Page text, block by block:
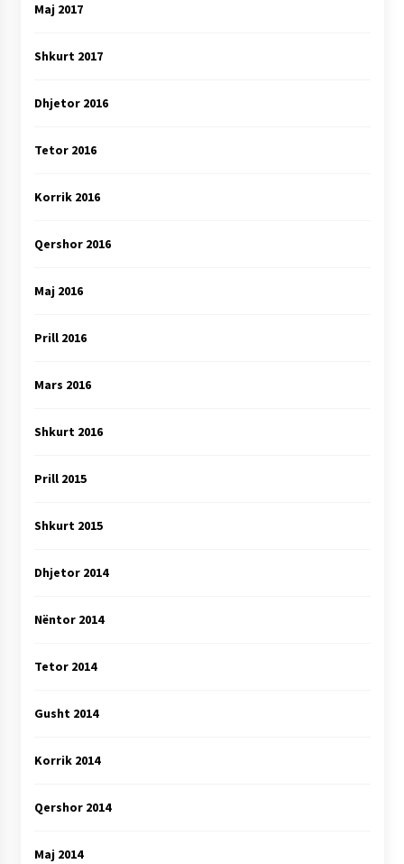
Maj 2017
Shkurt 2017
Dhjetor 2016
Tetor 2016
Korrik 2016
Qershor 2016
Maj 2016
Prill 2016
Mars 2016
Shkurt 2016
Prill 2015
Shkurt 2015
Dhjetor 2014
Nëntor 2014
Tetor 2014
Gusht 2014
Korrik 2014
Qershor 2014
Maj 2014